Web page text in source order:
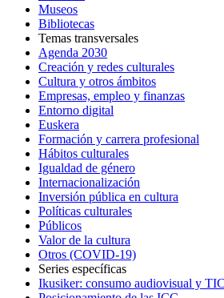
Museos
Bibliotecas
Temas transversales
Agenda 2030
Creación y redes culturales
Cultura y otros ámbitos
Empresas, empleo y finanzas
Entorno digital
Euskera
Formación y carrera profesional
Hábitos culturales
Igualdad de género
Internacionalización
Inversión pública en cultura
Políticas culturales
Públicos
Valor de la cultura
Otros (COVID-19)
Series específicas
Ikusiker: consumo audiovisual y